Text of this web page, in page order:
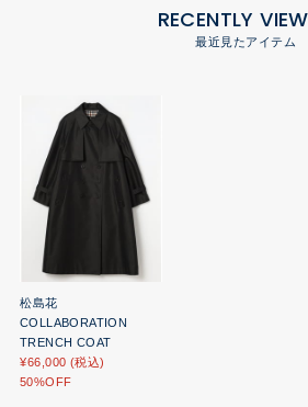
RECENTLY
最近見たアイテム
松島花
COLLABORATION
TRENCH COAT
¥66,000 (税込)
50%OFF